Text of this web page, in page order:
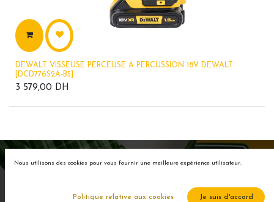
DEWALT VISSEUSE PERCEUSE A PERCUSSION 18V DEWALT
[DCD776S2A-B5]
3 579,00 DH
Nous utilisons des cookies pour vous fournir une meilleure expérience utilisateur.
Politique relative aux cookies Je suis d'accord